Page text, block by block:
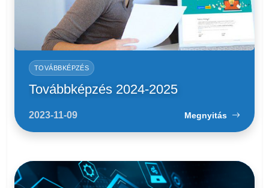
TOVÁBBKÉPZÉS
Továbbképzés 2024-2025
2023-11-09 Megnyitás